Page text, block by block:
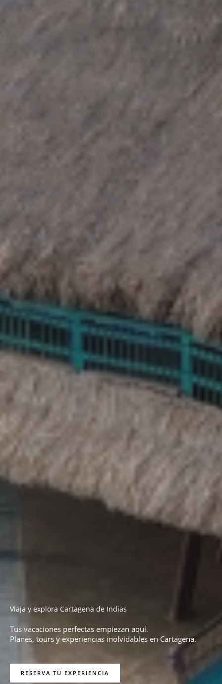
Viaja y explora Cartagena de Indias
Tus vacaciones perfectas empiezan aquí.
Planes, tours y experiencias inolvidables en Cartagena.
RESERVA TU EXPERIENCIA